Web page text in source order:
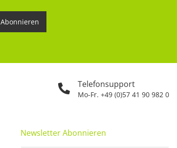
Telefonsupport
Mo-Fr. +49 (0)57 41 90 982 0
Abonnieren
Newsletter Abonnieren